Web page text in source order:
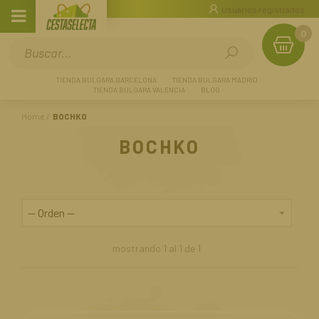
0
Usuarios registrados
TIENDA BULGARA BARCELONA
TIENDA BULGARA MADRID
TIENDA BULGARA VALENCIA
BLOG
Home BOCHKO
BOCHKO
mostrando 1 al 1 de 1